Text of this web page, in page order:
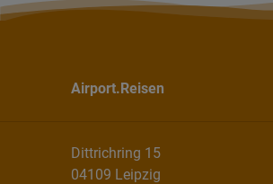
Airport.Reisen
Dittrichring 15
04109 Leipzig